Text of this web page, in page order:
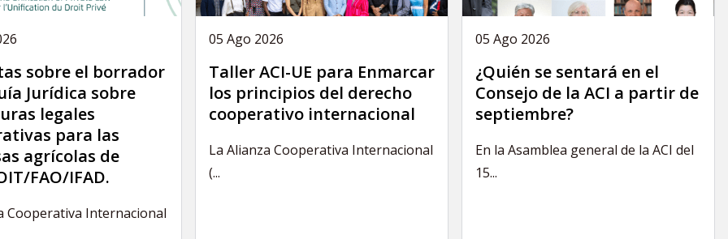
sobre el borrador
Jurídica sobre
legales
para las
agrícolas de
FAO/IFAD.
Cooperativa Internacional
05 Ago 2026
Taller ACI-UE para Enmarcar
los principios del derecho
cooperativo internacional
La Alianza Cooperativa Internacional
(...
05 Ago 2026
¿Quién se sentará en el
Consejo de la ACI a partir de
septiembre?
En la Asamblea general de la ACI del
15...